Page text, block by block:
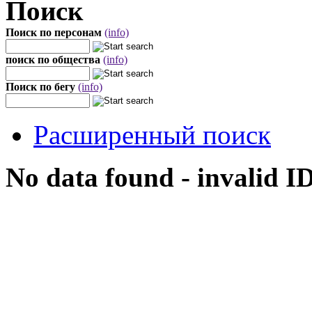
Поиск
Поиск по персонам (info)
поиск по общества (info)
Поиск по бегу (info)
Расширенный поиск
No data found - invalid